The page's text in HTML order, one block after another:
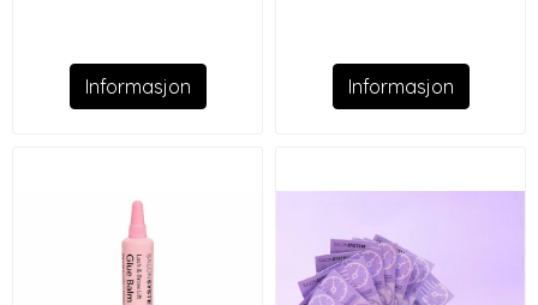
Informasjon Informasjon